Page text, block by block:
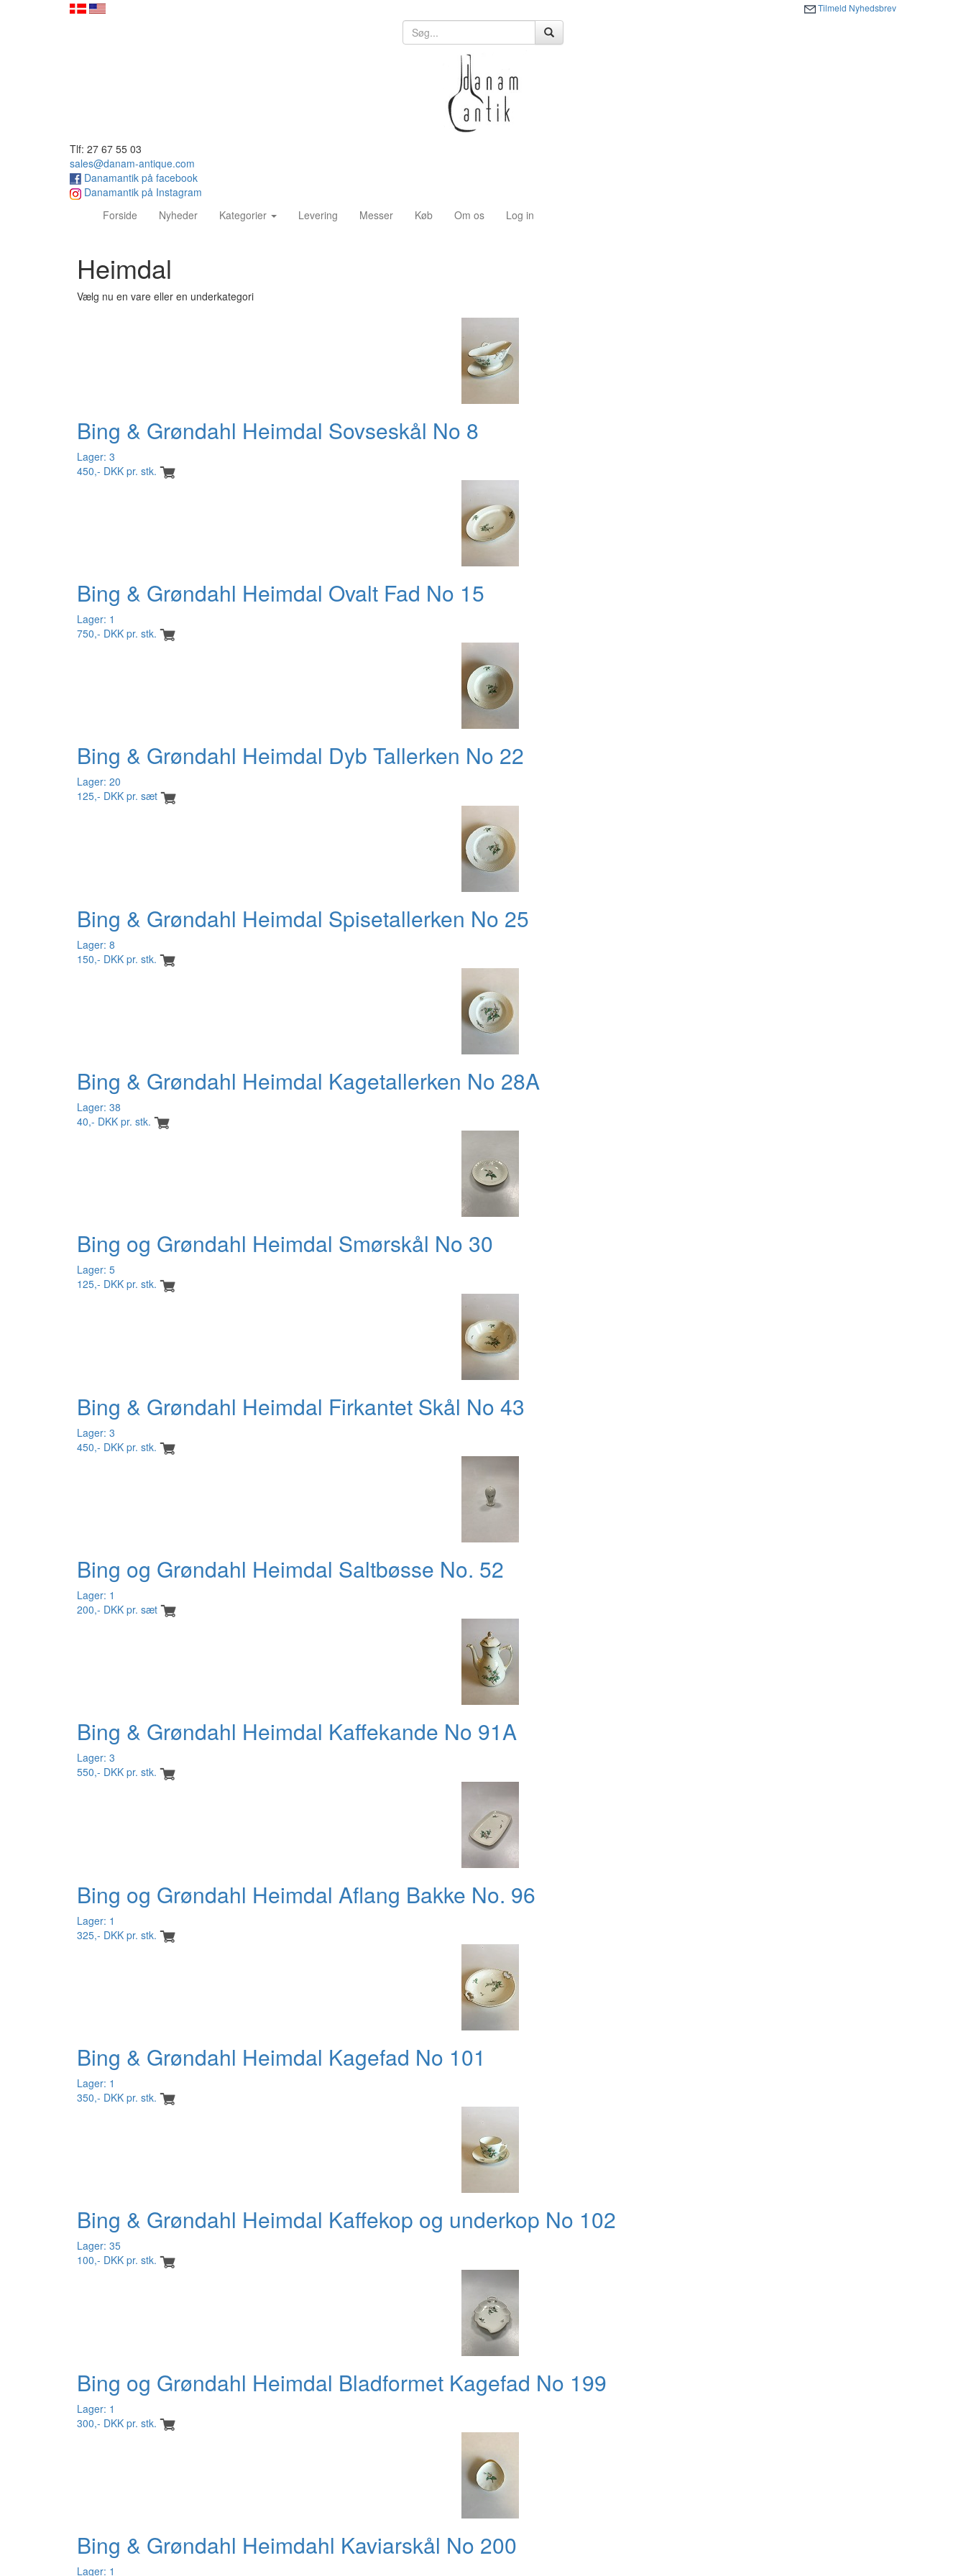
Tilmeld Nyhedsbrev
Tlf: 27 67 55 03
sales@danam-antique.com
Danamantik på facebook
Danamantik på Instagram
Forside (current)Nyheder Kategorier Levering Messer Køb Om os Log in
Heimdal
Vælg nu en vare eller en underkategori
Bing & Grøndahl Heimdal Sovseskål No 8
Lager: 3
450,- DKK pr. stk.
Bing & Grøndahl Heimdal Ovalt Fad No 15
Lager: 1
750,- DKK pr. stk.
Bing & Grøndahl Heimdal Dyb Tallerken No 22
Lager: 20
125,- DKK pr. sæt
Bing & Grøndahl Heimdal Spisetallerken No 25
Lager: 8
150,- DKK pr. stk.
Bing & Grøndahl Heimdal Kagetallerken No 28A
Lager: 38
40,- DKK pr. stk.
Bing og Grøndahl Heimdal Smørskål No 30
Lager: 5
125,- DKK pr. stk.
Bing & Grøndahl Heimdal Firkantet Skål No 43
Lager: 3
450,- DKK pr. stk.
Bing og Grøndahl Heimdal Saltbøsse No. 52
Lager: 1
200,- DKK pr. sæt
Bing & Grøndahl Heimdal Kaffekande No 91A
Lager: 3
550,- DKK pr. stk.
Bing og Grøndahl Heimdal Aflang Bakke No. 96
Lager: 1
325,- DKK pr. stk.
Bing & Grøndahl Heimdal Kagefad No 101
Lager: 1
350,- DKK pr. stk.
Bing & Grøndahl Heimdal Kaffekop og underkop No 102
Lager: 35
100,- DKK pr. stk.
Bing og Grøndahl Heimdal Bladformet Kagefad No 199
Lager: 1
300,- DKK pr. stk.
Bing & Grøndahl Heimdahl Kaviarskål No 200
Lager: 1